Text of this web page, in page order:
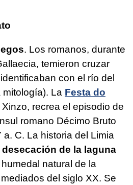
. Los romanos, durante
temieron cruzar
con el río del
La Festa do
Xinzo, recrea el episodio de
romano Décimo Bruto
C. La historia del Limia
desecación de la laguna
natural de la
del siglo XX. Se